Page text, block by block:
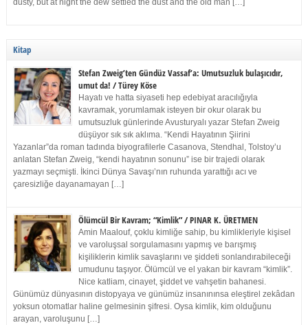
dusty, but at night the dew settled the dust and the old man […]
Kitap
Stefan Zweig’ten Gündüz Vassaf’a: Umutsuzluk bulaşıcıdır,
umut da! / Türey Köse
Hayatı ve hatta siyaseti hep edebiyat aracılığıyla
kavramak, yorumlamak isteyen bir okur olarak bu
umutsuzluk günlerinde Avusturyalı yazar Stefan Zweig
düşüyor sık sık aklıma. “Kendi Hayatının Şiirini
Yazanlar”da roman tadında biyografilerle Casanova, Stendhal, Tolstoy’u
anlatan Stefan Zweig, “kendi hayatının sonunu” ise bir trajedi olarak
yazmayı seçmişti. İkinci Dünya Savaşı’nın ruhunda yarattığı acı ve
çaresizliğe dayanamayan […]
Ölümcül Bir Kavram; “Kimlik” / PINAR K. ÜRETMEN
Amin Maalouf, çoklu kimliğe sahip, bu kimlikleriyle kişisel
ve varoluşsal sorgulamasını yapmış ve barışmış
kişiliklerin kimlik savaşlarını ve şiddeti sonlandırabileceği
umudunu taşıyor. Ölümcül ve el yakan bir kavram “kimlik”.
Nice katliam, cinayet, şiddet ve vahşetin bahanesi.
Günümüz dünyasının distopyaya ve günümüz insanınınsa eleştirel zekâdan
yoksun otomatlar haline gelmesinin şifresi. Oysa kimlik, kim olduğunu
arayan, varoluşunu […]